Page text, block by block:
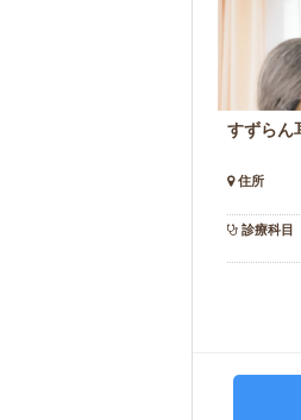
すずらん
住所
診療科目